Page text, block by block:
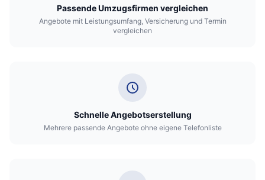
Passende Umzugsfirmen vergleichen
Angebote mit Leistungsumfang, Versicherung und Termin
vergleichen
Schnelle Angebotserstellung
Mehrere passende Angebote ohne eigene Telefonliste